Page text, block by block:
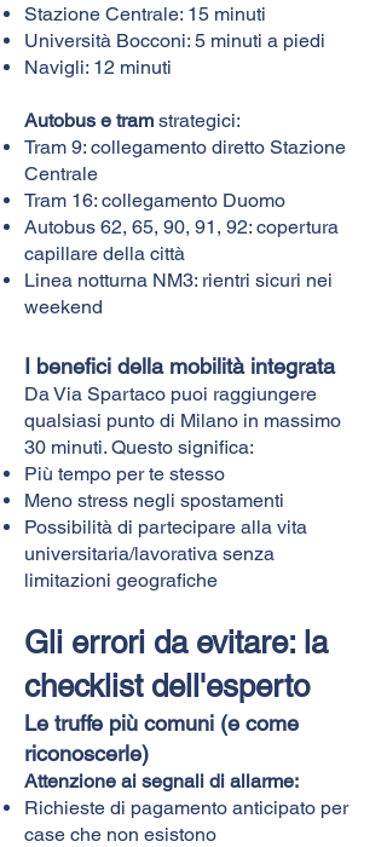
Stazione Centrale: 15 minuti
Università Bocconi: 5 minuti a piedi
Navigli: 12 minuti
Autobus e tram strategici:
Tram 9: collegamento diretto Stazione
Centrale
Tram 16: collegamento Duomo
Autobus 62, 65, 90, 91, 92: copertura
capillare della città
Linea notturna NM3: rientri sicuri nei
weekend
I benefici della mobilità integrata
Da Via Spartaco puoi raggiungere
qualsiasi punto di Milano in massimo
30 minuti. Questo significa:
Più tempo per te stesso
Meno stress negli spostamenti
Possibilità di partecipare alla vita
universitaria/lavorativa senza
limitazioni geografiche
Gli errori da evitare: la
checklist dell'esperto
Le truffe più comuni (e come
riconoscerle)
Attenzione ai segnali di allarme:
Richieste di pagamento anticipato per
case che non esistono